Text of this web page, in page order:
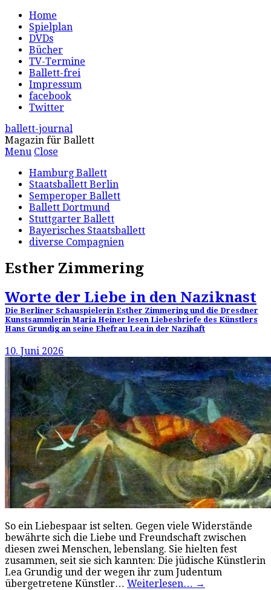
Home
Spielplan
DVDs
Bücher
TV-Termine
Ballett-frei
Impressum
facebook
Twitter
ballett-journal
Magazin für Ballett
Menu Close
Hamburg Ballett
Staatsballett Berlin
Semperoper Ballett
Ballett Dortmund
Stuttgarter Ballett
Bayerisches Staatsballett
diverse Compagnien
Esther Zimmering
Worte der Liebe in den Naziknast
Die Berliner Schauspielerin Esther Zimmering und die Dresdner
Kunstsammlerin Maria Heiner lesen Liebesbriefe des Künstlers
Hans Grundig an seine Ehefrau Lea in der Nazihaft
10. Juni 2026
So ein Liebespaar ist selten. Gegen viele Widerstände
bewährte sich die Liebe und Freundschaft zwischen
diesen zwei Menschen, lebenslang. Sie hielten fest
zusammen, seit sie sich kannten: Die jüdische Künstlerin
Lea Grundig und der wegen ihr zum Judentum
übergetretene Künstler… Weiterlesen… →